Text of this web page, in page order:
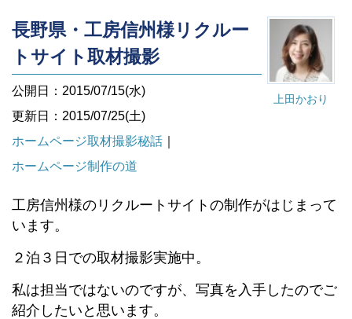
上田かおり
長野県・工房信州様リクルー
トサイト取材撮影
公開日：2015/07/15(水)
更新日：2015/07/25(土)
ホームページ取材撮影秘話
ホームページ制作の道
工房信州様のリクルートサイトの制作がはじまって
います。
２泊３日での取材撮影実施中。
私は担当ではないのですが、写真を入手したのでご
紹介したいと思います。